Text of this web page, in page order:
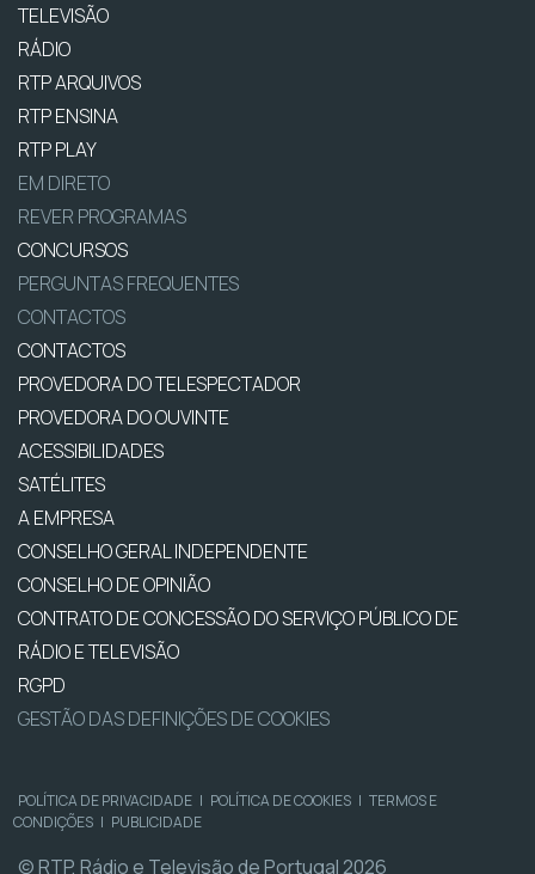
TELEVISÃO
RÁDIO
RTP ARQUIVOS
RTP ENSINA
RTP PLAY
EM DIRETO
REVER PROGRAMAS
CONCURSOS
PERGUNTAS FREQUENTES
CONTACTOS
CONTACTOS
PROVEDORA DO TELESPECTADOR
PROVEDORA DO OUVINTE
ACESSIBILIDADES
SATÉLITES
A EMPRESA
CONSELHO GERAL INDEPENDENTE
CONSELHO DE OPINIÃO
CONTRATO DE CONCESSÃO DO SERVIÇO PÚBLICO DE
RÁDIO E TELEVISÃO
RGPD
GESTÃO DAS DEFINIÇÕES DE COOKIES
POLÍTICA DE PRIVACIDADE | POLÍTICA DE COOKIES | TERMOS E
CONDIÇÕES | PUBLICIDADE
© RTP, Rádio e Televisão de Portugal 2026